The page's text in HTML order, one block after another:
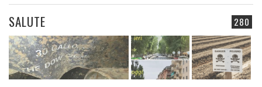
280
SALUTE